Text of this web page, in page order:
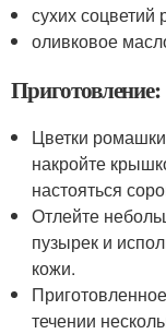
сухих соцветий
оливковое
Приготовление:
Цветки
накройте
настояться
Отлейте
пузырек и
кожи.
течении